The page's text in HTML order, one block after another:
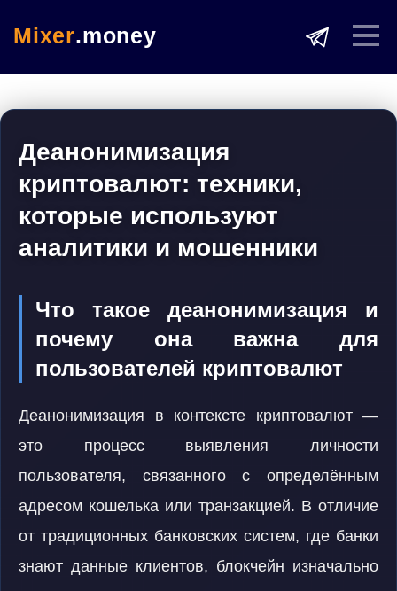
Mixer.money
Деанонимизация
криптовалют: техники,
которые используют
аналитики и мошенники
Что такое деанонимизация и
почему она важна для
пользователей криптовалют
Деанонимизация в контексте криптовалют —
это процесс выявления личности
пользователя, связанного с определённым
адресом кошелька или транзакцией. В отличие
от традиционных банковских систем, где банки
знают данные клиентов, блокчейн изначально